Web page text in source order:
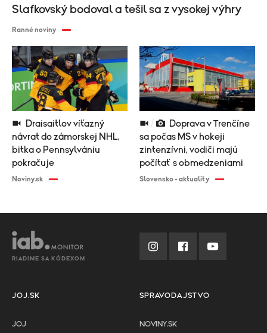
návrat do zámorskej NHL,
bitka o Pennsylvániu
pokračuje
Noviny.sk
sa počas MS v hokeji
zintenzívni, vodiči majú
počítať s obmedzeniami
Slovensko - aktuality
Slafkovský bodoval a tešil sa z vysokej výhry
Ranné noviny
RIADIME SA KÓDEXOM
JOJ.SK
JOJ
SPRAVODAJSTVO
NOVINY.SK